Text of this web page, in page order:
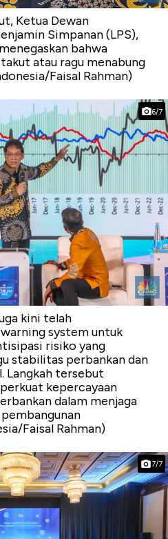
Ketua Dewan
Simpanan (LPS),
bahwa
atau ragu menabung
Faisal Rahman)
6/7
kini telah
system untuk
risiko yang
stabilitas perbankan dan
Langkah tersebut
kepercayaan
dalam menjaga
Faisal Rahman)
7/7